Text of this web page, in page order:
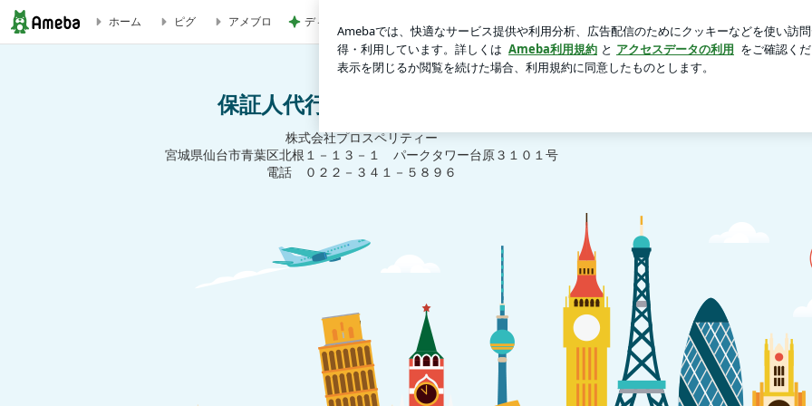
ホーム ピグ アメブロ ディオールの崩れにくい新作パウダー 新規登録
保証人代行サービスのブログ
株式会社プロスペリティー
宮城県仙台市青葉区北根１－１３－１ パークタワー台原３１０１号
電話 ０２２－３４１－５８９６